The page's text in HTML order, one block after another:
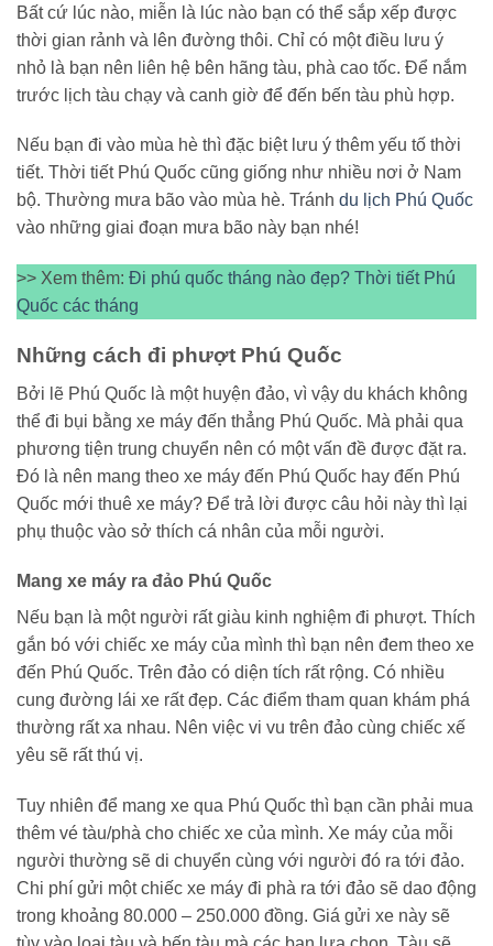
Bất cứ lúc nào, miễn là lúc nào bạn có thể sắp xếp được
thời gian rảnh và lên đường thôi. Chỉ có một điều lưu ý
nhỏ là bạn nên liên hệ bên hãng tàu, phà cao tốc. Để nắm
trước lịch tàu chạy và canh giờ để đến bến tàu phù hợp.
Nếu bạn đi vào mùa hè thì đặc biệt lưu ý thêm yếu tố thời
tiết. Thời tiết Phú Quốc cũng giống như nhiều nơi ở Nam
bộ. Thường mưa bão vào mùa hè. Tránh du lịch Phú Quốc
vào những giai đoạn mưa bão này bạn nhé!
>> Xem thêm: Đi phú quốc tháng nào đẹp? Thời tiết Phú
Quốc các tháng
Những cách đi phượt Phú Quốc
Bởi lẽ Phú Quốc là một huyện đảo, vì vậy du khách không
thể đi bụi bằng xe máy đến thẳng Phú Quốc. Mà phải qua
phương tiện trung chuyển nên có một vấn đề được đặt ra.
Đó là nên mang theo xe máy đến Phú Quốc hay đến Phú
Quốc mới thuê xe máy? Để trả lời được câu hỏi này thì lại
phụ thuộc vào sở thích cá nhân của mỗi người.
Mang xe máy ra đảo Phú Quốc
Nếu bạn là một người rất giàu kinh nghiệm đi phượt. Thích
gắn bó với chiếc xe máy của mình thì bạn nên đem theo xe
đến Phú Quốc. Trên đảo có diện tích rất rộng. Có nhiều
cung đường lái xe rất đẹp. Các điểm tham quan khám phá
thường rất xa nhau. Nên việc vi vu trên đảo cùng chiếc xế
yêu sẽ rất thú vị.
Tuy nhiên để mang xe qua Phú Quốc thì bạn cần phải mua
thêm vé tàu/phà cho chiếc xe của mình. Xe máy của mỗi
người thường sẽ di chuyển cùng với người đó ra tới đảo.
Chi phí gửi một chiếc xe máy đi phà ra tới đảo sẽ dao động
trong khoảng 80.000 – 250.000 đồng. Giá gửi xe này sẽ